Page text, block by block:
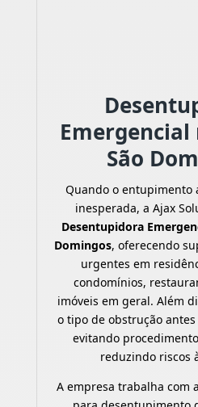
Emergencial
São
Quando o entupimento
inesperada, a Ajax
Desentupidora
Domingos, oferecendo
urgentes em
condomínios,
imóveis em geral. Além
o tipo de obstrução
evitando
reduzindo riscos
A empresa trabalha com